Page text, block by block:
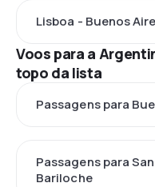
Lisboa - Buenos
Voos para a
topo da lista
Passagens para
Passagens para
Bariloche